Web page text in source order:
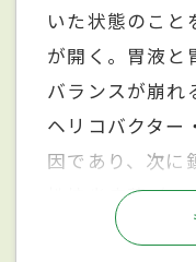
いた状態のこと
が開く。胃液と
バランスが崩れ
ヘリコバクター
因であり、次に
性抗炎症薬（
にストレスな